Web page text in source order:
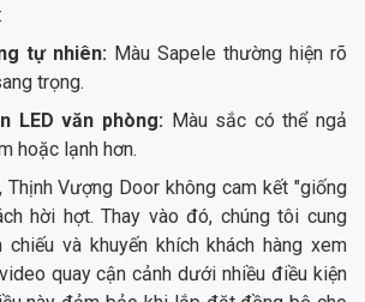
tự nhiên: Màu Sapele thường hiện rõ
trọng.
LED văn phòng: Màu sắc có thể ngả
hoặc lạnh hơn.
Thịnh Vượng Door không cam kết "giống
hời hợt. Thay vào đó, chúng tôi cung
và khuyến khích khách hàng xem
quay cận cảnh dưới nhiều điều kiện